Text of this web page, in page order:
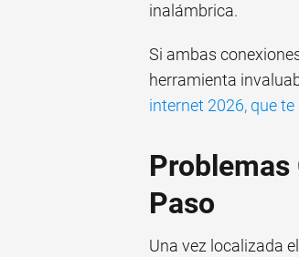
inalámbrica.
Si ambas
herramienta
internet 2026, que
Problemas
Paso
Una vez localizada